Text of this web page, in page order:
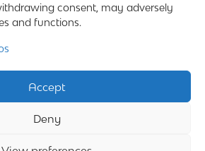
consent, may adversely
and functions.
Accept
Deny
Desing by ©
Ignacio Barragan Lopez